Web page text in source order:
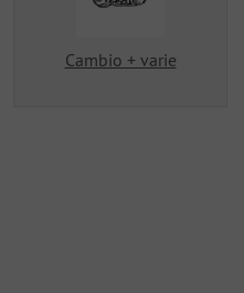
Cambio + varie